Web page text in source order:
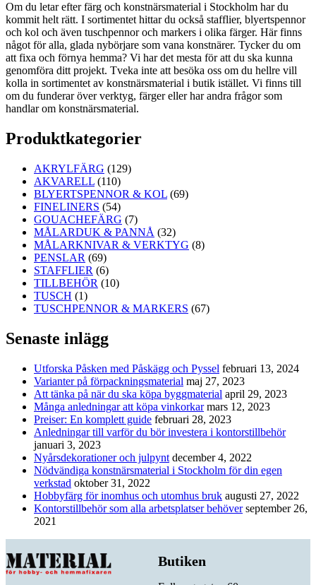
Om du letar efter färg och konstnärsmaterial i Stockholm har du
kommit helt rätt. I sortimentet hittar du också stafflier, blyertspennor
och kol och även tuschpennor och markers i olika färger. Här finns
något för alla, glada nybörjare som vana konstnärer. Tycker du om
att fixa och förnya hemma? Vi har det mesta för att du ska kunna
genomföra ditt projekt. Tveka inte att besöka oss om du hellre vill
kolla in sortimentet av konstnärsmaterial i butik istället. Vi finns till
om du funderar över verktyg, färger eller har andra frågor som
handlar om konstnärsmaterial.
Produktkategorier
AKRYLFÄRG (129)
AKVARELL (110)
BLYERTSPENNOR & KOL (69)
FINELINERS (54)
GOUACHEFÄRG (7)
MÅLARDUK & PANNÅ (32)
MÅLARKNIVAR & VERKTYG (8)
PENSLAR (69)
STAFFLIER (6)
TILLBEHÖR (10)
TUSCH (1)
TUSCHPENNOR & MARKERS (67)
Senaste inlägg
Utforska Påsken med Påskägg och Pyssel februari 13, 2024
Varianter på förpackningsmaterial maj 27, 2023
Att tänka på när du ska köpa byggmaterial april 29, 2023
Många anledningar att köpa vinkorkar mars 12, 2023
Preiser: En komplett guide februari 28, 2023
Anledningar till varför du bör investera i kontorstillbehör
januari 3, 2023
Nyårsdekorationer och julpynt december 4, 2022
Nödvändiga konstnärsmaterial i Stockholm för din egen
verkstad oktober 31, 2022
Hobbyfärg för inomhus och utomhus bruk augusti 27, 2022
Kontorstillbehör som alla arbetsplatser behöver september 26,
2021
Butiken